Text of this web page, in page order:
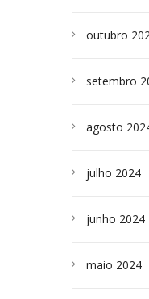
outubro
setembro
agosto
julho 2024
junho 2024
maio 2024